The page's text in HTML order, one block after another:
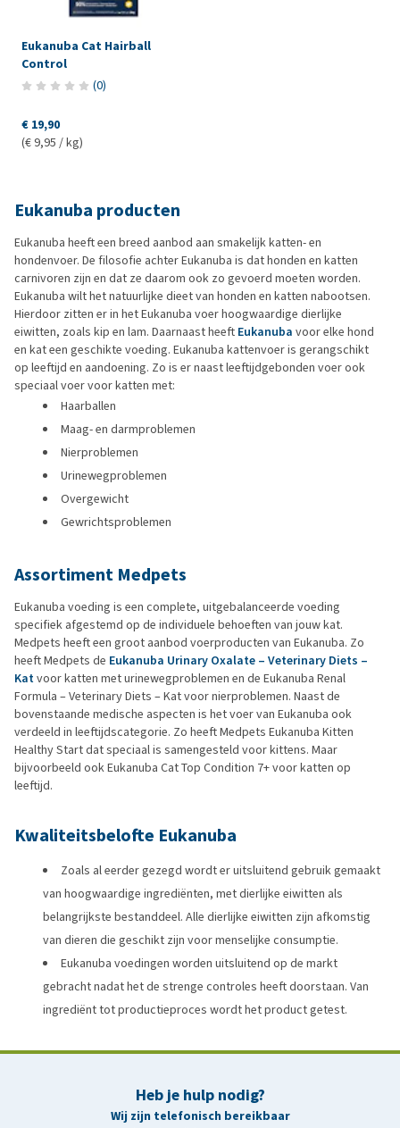
Eukanuba Cat Hairball
Control
(0)
€ 19,90
(€ 9,95 / kg)
Eukanuba producten
Eukanuba heeft een breed aanbod aan smakelijk katten- en
hondenvoer. De filosofie achter Eukanuba is dat honden en katten
carnivoren zijn en dat ze daarom ook zo gevoerd moeten worden.
Eukanuba wilt het natuurlijke dieet van honden en katten nabootsen.
Hierdoor zitten er in het Eukanuba voer hoogwaardige dierlijke
eiwitten, zoals kip en lam. Daarnaast heeft Eukanuba voor elke hond
en kat een geschikte voeding. Eukanuba kattenvoer is gerangschikt
op leeftijd en aandoening. Zo is er naast leeftijdgebonden voer ook
speciaal voer voor katten met:
Haarballen
Maag- en darmproblemen
Nierproblemen
Urinewegproblemen
Overgewicht
Gewrichtsproblemen
Assortiment Medpets
Eukanuba voeding is een complete, uitgebalanceerde voeding
specifiek afgestemd op de individuele behoeften van jouw kat.
Medpets heeft een groot aanbod voerproducten van Eukanuba. Zo
heeft Medpets de Eukanuba Urinary Oxalate – Veterinary Diets –
Katvoor katten met urinewegproblemen en de Eukanuba Renal
Formula – Veterinary Diets – Kat voor nierproblemen. Naast de
bovenstaande medische aspecten is het voer van Eukanuba ook
verdeeld in leeftijdscategorie. Zo heeft Medpets Eukanuba Kitten
Healthy Start dat speciaal is samengesteld voor kittens. Maar
bijvoorbeeld ook Eukanuba Cat Top Condition 7+ voor katten op
leeftijd.
Kwaliteitsbelofte Eukanuba
Zoals al eerder gezegd wordt er uitsluitend gebruik gemaakt
van hoogwaardige ingrediënten, met dierlijke eiwitten als
belangrijkste bestanddeel. Alle dierlijke eiwitten zijn afkomstig
van dieren die geschikt zijn voor menselijke consumptie.
Eukanuba voedingen worden uitsluitend op de markt
gebracht nadat het de strenge controles heeft doorstaan. Van
ingrediënt tot productieproces wordt het product getest.
Heb je hulp nodig?
Wij zijn telefonisch bereikbaar